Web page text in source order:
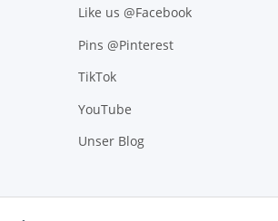
Like us @Facebook
Pins @Pinterest
TikTok
YouTube
Unser Blog